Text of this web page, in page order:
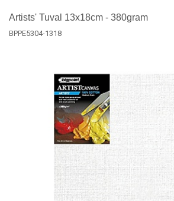
Artists' Tuval 13x18cm - 380gram
BPPE5304-1318